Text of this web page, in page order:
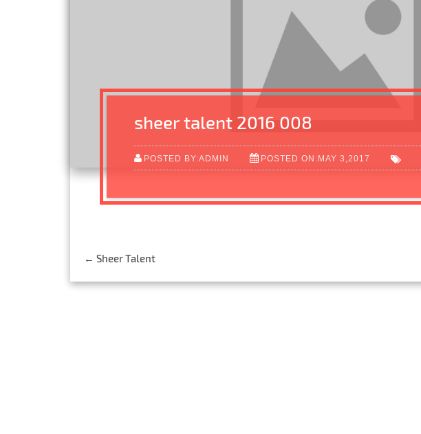
sheer talent 2016 008
POSTED BY:ADMIN POSTED ON:MAY 3,2017
Post
navigation
← Sheer Talent